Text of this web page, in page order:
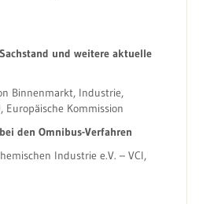
und weitere aktuelle
Binnenmarkt, Industrie,
Kommission
den Omnibus-Verfahren
Industrie e.V. – VCI,